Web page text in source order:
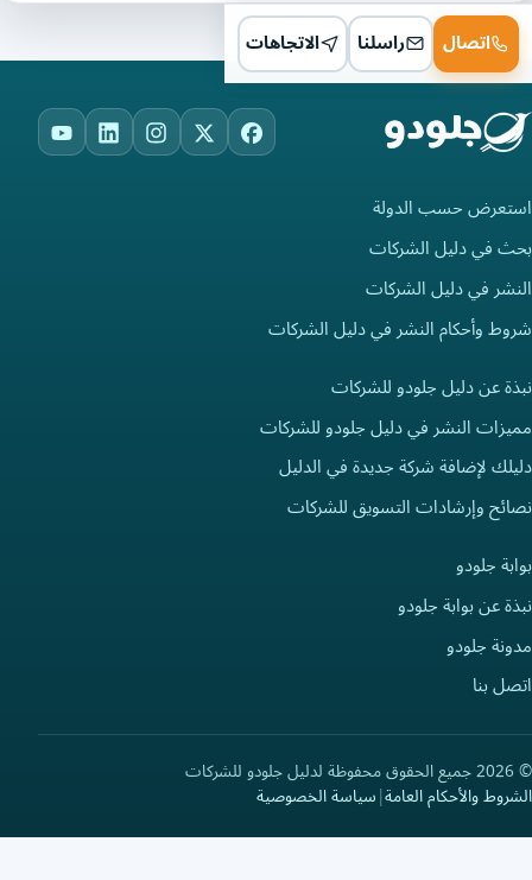
اتصال راسلنا الاتجاهات
Facebook
X
Instagram
LinkedIn
استعرض حسب الدولة
بحث في دليل الشركات
النشر في دليل الشركات
شروط وأحكام النشر في دليل الشركات
نبذة عن دليل جلودو للشركات
مميزات النشر في دليل جلودو للشركات
دليلك لإضافة شركة جديدة في الدليل
نصائح وإرشادات التسويق للشركات
بوابة جلودو
نبذة عن بوابة جلودو
مدونة جلودو
اتصل بنا
© 2026 جميع الحقوق محفوظة لدليل جلودو للشركات
الشروط والأحكام العامة|سياسة الخصوصية